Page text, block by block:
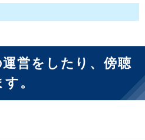
営をしたり、傍聴
。